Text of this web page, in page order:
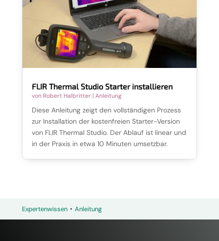
FLIR Thermal Studio Starter installieren
von Robert Halbritter| Anleitung
Diese Anleitung zeigt den vollständigen Prozess
zur Installation der kostenfreien Starter-Version
von FLIR Thermal Studio. Der Ablauf ist linear und
in der Praxis in etwa 10 Minuten umsetzbar.
Expertenwissen • Anleitung